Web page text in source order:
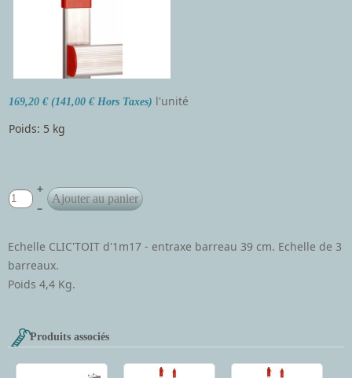
169,20 € (141,00 € Hors Taxes) l'unité
Poids: 5 kg
+
–
Echelle CLIC'TOIT d'1m17 - entraxe barreau 39 cm. Echelle de 3
barreaux.
Poids 4,4 Kg.
Produits associés